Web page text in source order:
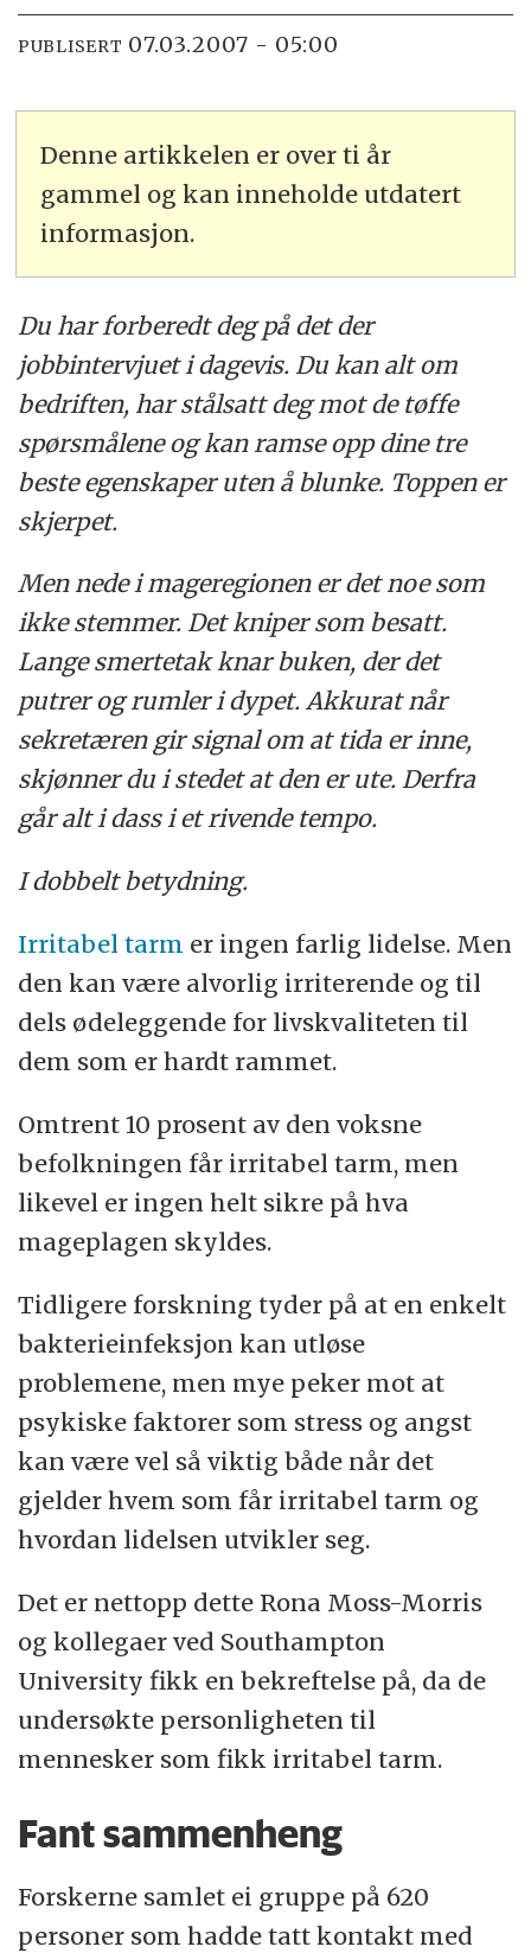
PUBLISERT 07.03.2007 - 05:00
Denne artikkelen er over ti år
gammel og kan inneholde utdatert
informasjon.
Du har forberedt deg på det der
jobbintervjuet i dagevis. Du kan alt om
bedriften, har stålsatt deg mot de tøffe
spørsmålene og kan ramse opp dine tre
beste egenskaper uten å blunke. Toppen er
skjerpet.
Men nede i mageregionen er det noe som
ikke stemmer. Det kniper som besatt.
Lange smertetak knar buken, der det
putrer og rumler i dypet. Akkurat når
sekretæren gir signal om at tida er inne,
skjønner du i stedet at den er ute. Derfra
går alt i dass i et rivende tempo.
I dobbelt betydning.
Irritabel tarm er ingen farlig lidelse. Men
den kan være alvorlig irriterende og til
dels ødeleggende for livskvaliteten til
dem som er hardt rammet.
Omtrent 10 prosent av den voksne
befolkningen får irritabel tarm, men
likevel er ingen helt sikre på hva
mageplagen skyldes.
Tidligere forskning tyder på at en enkelt
bakterieinfeksjon kan utløse
problemene, men mye peker mot at
psykiske faktorer som stress og angst
kan være vel så viktig både når det
gjelder hvem som får irritabel tarm og
hvordan lidelsen utvikler seg.
Det er nettopp dette Rona Moss-Morris
og kollegaer ved Southampton
University fikk en bekreftelse på, da de
undersøkte personligheten til
mennesker som fikk irritabel tarm.
Fant sammenheng
Forskerne samlet ei gruppe på 620
personer som hadde tatt kontakt med